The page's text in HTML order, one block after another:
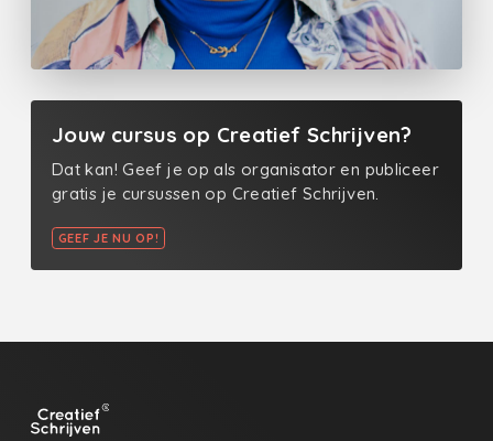
Jouw cursus op Creatief Schrijven?
Dat kan! Geef je op als organisator en publiceer
gratis je cursussen op Creatief Schrijven.
GEEF JE NU OP!